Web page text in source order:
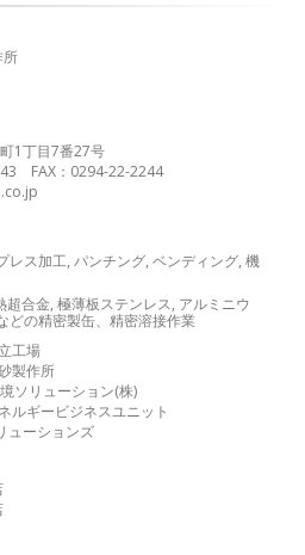
所
1丁目7番27号
FAX：0294-22-2244
レス加工, パンチング, ベンディング, 機
超合金, 極薄板ステンレス, アルミニウ
どの精密製缶、精密溶接作業
工場
製作所
ソリューション(株)
ルギービジネスユニット
ューションズ